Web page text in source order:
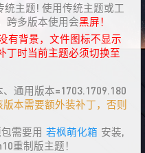
主题! 使用传统主题或工
跨多版本使用会黑屏！
有背景，文件图标不显示
丁时当前主题必须切换至
通用版本=1703.1709.180
版本需要额外装补丁，否则
需要用 若枫萌化箱 安装,
重制版主题！